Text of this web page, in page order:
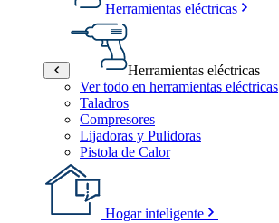
Herramientas eléctricas
Herramientas eléctricas
Ver todo en herramientas eléctricas
Taladros
Compresores
Lijadoras y Pulidoras
Pistola de Calor
Hogar inteligente